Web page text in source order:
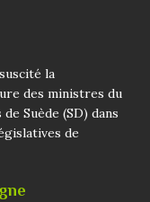
la
des ministres du
Suède (SD) dans
de